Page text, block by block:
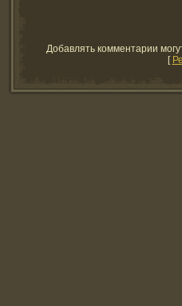
Добавлять комментарии
[